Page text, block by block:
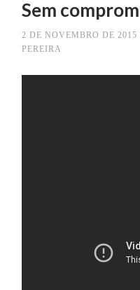
Sem
2 DE NOVEMBRO DE 2015
PEREIRA